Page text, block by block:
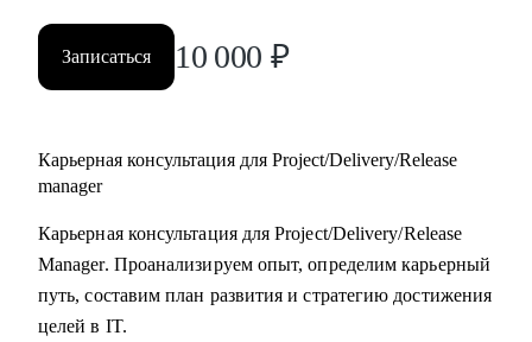
Записаться 10 000 ₽
Карьерная консультация для Project/Delivery/Release
manager
Карьерная консультация для Project/Delivery/Release
Manager. Проанализируем опыт, определим карьерный
путь, составим план развития и стратегию достижения
целей в IT.